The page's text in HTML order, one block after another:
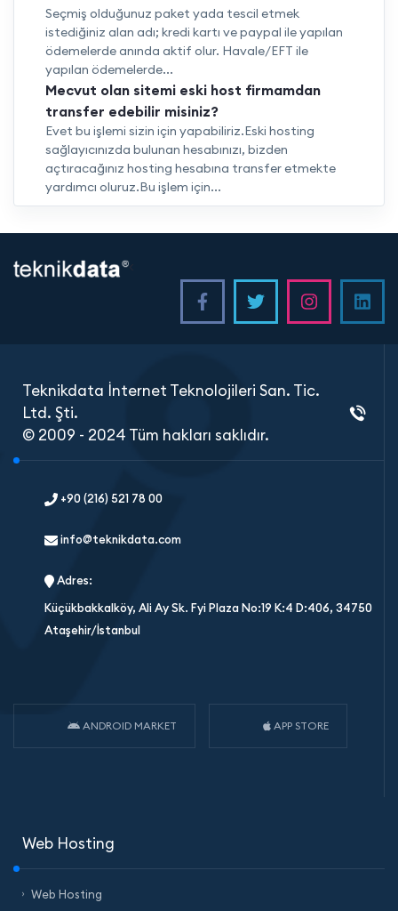
Seçmiş olduğunuz paket yada tescil etmek
istediğiniz alan adı; kredi kartı ve paypal ile yapılan
ödemelerde anında aktif olur. Havale/EFT ile
yapılan ödemelerde...
Mecvut olan sitemi eski host firmamdan
transfer edebilir misiniz?
Evet bu işlemi sizin için yapabiliriz.Eski hosting
sağlayıcınızda bulunan hesabınızı, bizden
açtıracağınız hosting hesabına transfer etmekte
yardımcı oluruz.Bu işlem için...
<
Teknikdata İnternet Teknolojileri San. Tic.
Ltd. Şti.
© 2009 - 2024 Tüm hakları saklıdır.
+90 (216) 521 78 00
info@teknikdata.com
Adres:
Küçükbakkalköy, Ali Ay Sk. Fyi Plaza No:19 K:4 D:406, 34750
Ataşehir/İstanbul
ANDROID MARKET APP STORE
Web Hosting
Web Hosting